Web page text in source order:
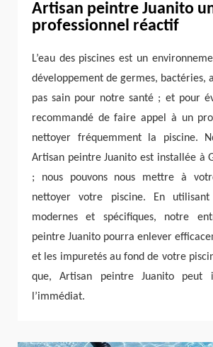
Artisan peintre Juanito
professionnel réactif
L’eau des piscines est un
développement de germes, bactéries,
pas sain pour notre santé ; et pour
recommandé de faire appel à un
nettoyer fréquemment la piscine.
Artisan peintre Juanito est installée à
; nous pouvons nous mettre à
nettoyer votre piscine. En
modernes et spécifiques, notre
peintre Juanito pourra enlever
et les impuretés au fond de votre
que, Artisan peintre Juanito peut
l’immédiat.